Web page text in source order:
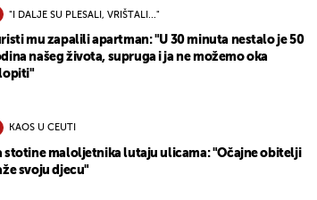
"I DALJE SU PLESALI, VRIŠTALI..."
mu zapalili apartman: "U 30 minuta nestalo je 50
našeg života, supruga i ja ne možemo oka
KAOS U CEUTI
stotine maloljetnika lutaju ulicama: "Očajne obitelji
svoju djecu"